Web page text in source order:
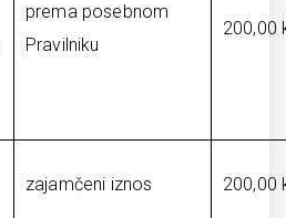
prema posebnom
Pravilniku
200,00
zajamčeni iznos 200,00